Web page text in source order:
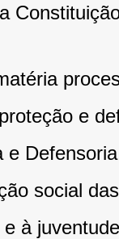
e
e
social
à